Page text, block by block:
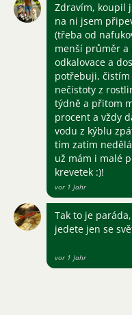
Zdravím, koupil
na ni jsem
(třeba od
menší průměr a
odkalovace a
potřebuji, čistím
nečistoty z
týdně a přitom
procent a vždy
vodu z kýblu
tím zatím
už mám i malé
krevetek :)!
vor 1 Jahr
Tak to je
jedete jen se
vor 1 Jahr